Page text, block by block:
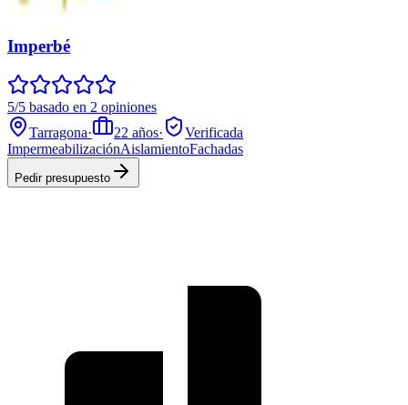
Imperbé
5/5 basado en 2 opiniones
Tarragona· 22 años·
Verificada
ImpermeabilizaciónAislamientoFachadas
Pedir presupuesto